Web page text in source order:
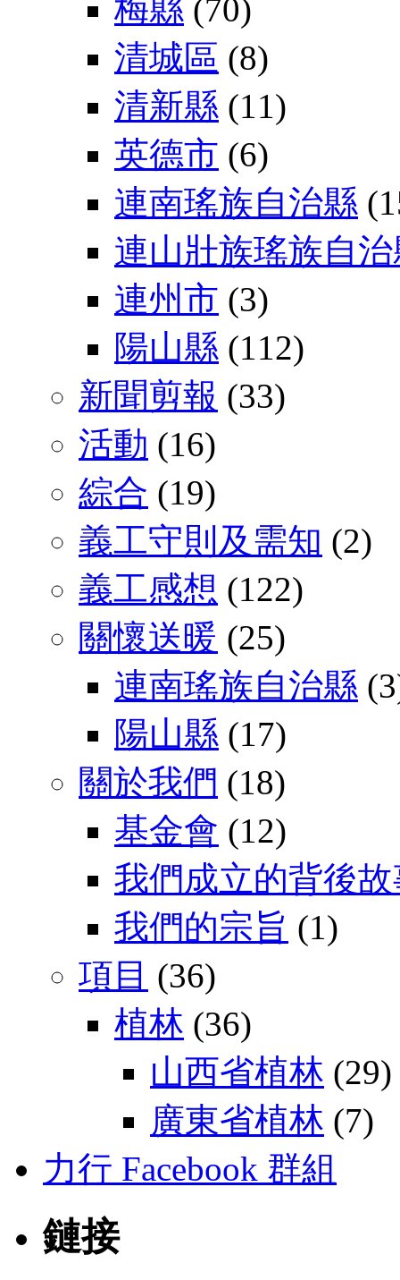
梅縣 (70)
清城區 (8)
清新縣 (11)
英德市 (6)
連南瑤族自治縣
連山壯族瑤族自
連州市 (3)
陽山縣 (112)
新聞剪報 (33)
活動 (16)
綜合 (19)
義工守則及需知 (2)
義工感想 (122)
關懷送暖 (25)
連南瑤族自治縣
陽山縣 (17)
關於我們 (18)
基金會 (12)
我們成立的背後
我們的宗旨 (1)
項目 (36)
植林 (36)
山西省植林 (29)
廣東省植林 (7)
力行 Facebook 群組
鏈接